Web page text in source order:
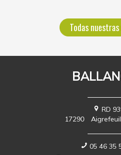
Todas
RD
17290
05 46 35